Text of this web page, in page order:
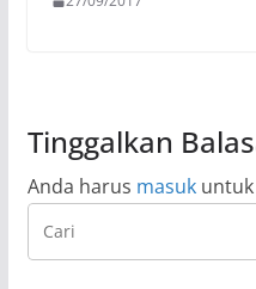
Tinggalkan
Anda harus masukuntuk